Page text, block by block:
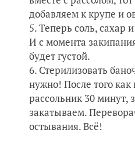
добавляем к крупе и
Теперь соль, сахар
И с момента
будет густой.
Стерилизовать
нужно! После того
рассольник 30 минут,
закатываем.
остывания. Всё!